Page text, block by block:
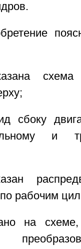
схема
сбоку
и
рабочим
на схеме,